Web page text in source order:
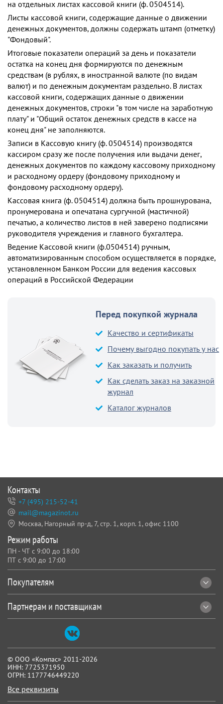
на отдельных листах кассовой книги (ф. 0504514).
Листы кассовой книги, содержащие данные о движении
денежных документов, должны содержать штамп (отметку)
"Фондовый".
Итоговые показатели операций за день и показатели
остатка на конец дня формируются по денежным
средствам (в рублях, в иностранной валюте (по видам
валют) и по денежным документам раздельно. В листах
кассовой книги, содержащих данные о движении
денежных документов, строки "в том числе на заработную
плату" и "Общий остаток денежных средств в кассе на
конец дня" не заполняются.
Записи в Кассовую книгу (ф. 0504514) производятся
кассиром сразу же после получения или выдачи денег,
денежных документов по каждому кассовому приходному
и расходному ордеру (фондовому приходному и
фондовому расходному ордеру).
Кассовая книга (ф. 0504514) должна быть прошнурована,
пронумерована и опечатана сургучной (мастичной)
печатью, а количество листов в ней заверено подписями
руководителя учреждения и главного бухгалтера.
Ведение Кассовой книги (ф.0504514) ручным,
автоматизированным способом осуществляется в порядке,
установленном Банком России для ведения кассовых
операций в Российской Федерации
Перед покупкой журнала
Качество и сертификаты
Почему выгодно покупать у нас
Как заказать и получить
Как сделать заказ на заказной
журнал
Каталог журналов
© ООО «Компас» 2011-2026
ИНН: 7725371950
ОГРН: 1177746449220
Все реквизиты
Покупателям
Партнерам и поставщикам
Контакты
+7 (495) 215-52-41
mail@magazinot.ru
Москва, Нагорный пр-д, 7, стр. 1, корп. 1, офис 1100
Режим работы
ПН - ЧТ с 9:00 до 18:00
ПТ с 9:00 до 17:00